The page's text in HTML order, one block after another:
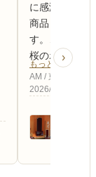
に感激しまし
商品も品があ
す。
桜のポイント
置して毎日挨
す。
助かります。
仏壇も別途購
もっと見る
AM / 東京都 / 30
2026/08/04
›